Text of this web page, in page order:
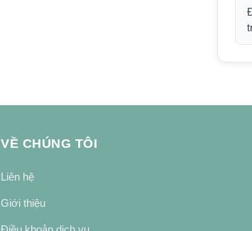
VỀ CHÚNG TÔI
Liên hệ
Giới thiệu